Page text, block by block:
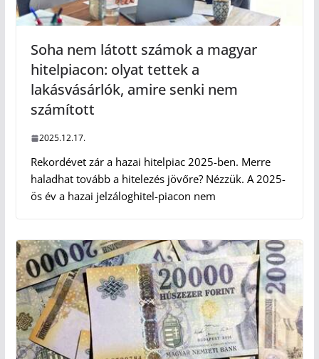
Soha nem látott számok a magyar
hitelpiacon: olyat tettek a
lakásvásárlók, amire senki nem
számított
2025.12.17.
Rekordévet zár a hazai hitelpiac 2025-ben. Merre
haladhat tovább a hitelezés jövőre? Nézzük. A 2025-
ös év a hazai jelzáloghitel-piacon nem